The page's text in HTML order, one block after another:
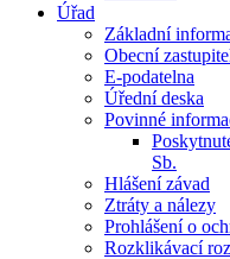
Úřad
Základní
Obecní
E-podatelna
Úřední deska
Povinné
Sb.
Hlášení závad
Ztráty a nálezy
Prohlášení o
Rozklikávací